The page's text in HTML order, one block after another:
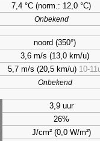
7,4 °C (norm.: 12,0 °C)
Onbekend
noord (350°)
3,6 m/s (13,0 km/u)
5,7 m/s (20,5 km/u) 10-
Onbekend
3,9 uur
26%
J/cm² (0,0 W/m²)